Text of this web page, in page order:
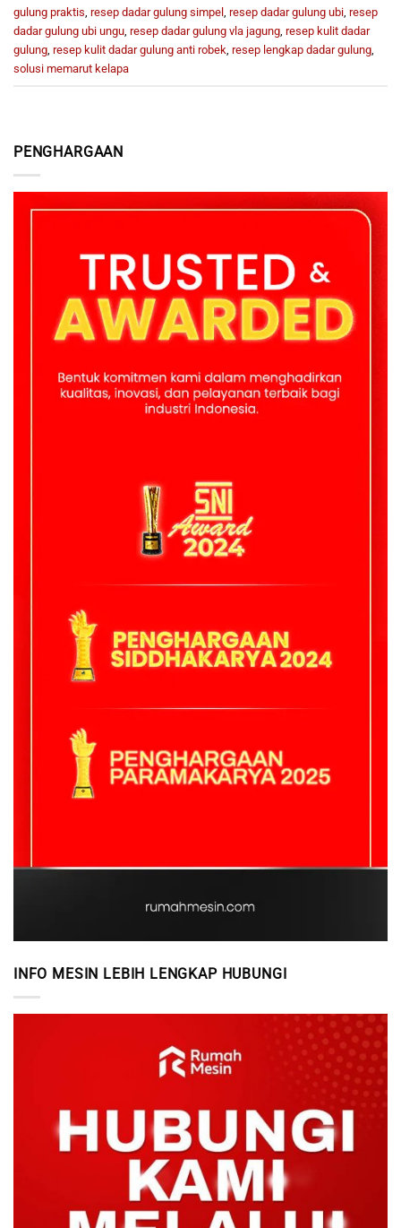
PENGHARGAAN
INFO MESIN LEBIH LENGKAP HUBUNGI
gulung praktis, resep dadar gulung simpel , resep dadar gulung ubi, resep
dadar gulung ubi ungu, resep dadar gulung vla jagung, resep kulit dadar
gulung, resep kulit dadar gulung anti robek, resep lengkap dadar gulung,
solusi memarut kelapa